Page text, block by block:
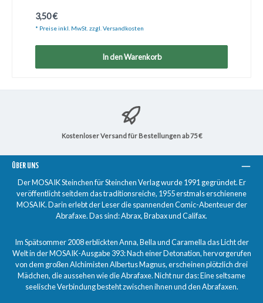
Regulärer Preis:
3,50 €
* Preise inkl. MwSt. zzgl. Versandkosten
In den Warenkorb
Kostenloser Versand für Bestellungen ab 75 €
ÜBER UNS
Der MOSAIK Steinchen für Steinchen Verlag wurde 1991 gegründet. Er
veröffentlicht seitdem das traditionsreiche, 1955 erstmals erschienene
MOSAIK. Darin erlebt der Leser die spannenden Comic-Abenteuer der
Abrafaxe. Das sind: Abrax, Brabax und Califax.
Im Spätsommer 2008 erblickten Anna, Bella und Caramella das Licht der
Welt in der MOSAIK-Ausgabe 393: Nach einer Detonation, hervorgerufen
von dem großen Alchimisten Albertus Magnus, erscheinen plötzlich drei
Mädchen, die aussehen wie die Abrafaxe. Nicht nur das: Eine seltsame
seelische Verbindung besteht zwischen ihnen und den Abrafaxen.